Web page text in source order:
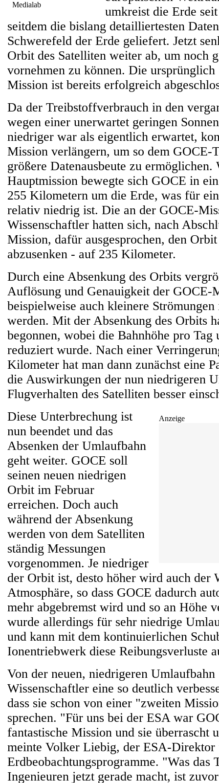
Medialab
umkreist die Erde
seitdem die bislang detailliertesten
Schwerefeld der Erde geliefert. Jetzt
Orbit des Satelliten weiter ab, um noch
vornehmen zu können. Die
Mission ist bereits erfolgreich
Da der Treibstoffverbrauch in den
wegen einer unerwartet geringen
niedriger war als eigentlich erwartet,
Mission verlängern, um so dem GOCE-
größere Datenausbeute zu ermöglichen.
Hauptmission bewegte sich GOCE in
255 Kilometern um die Erde, was für
relativ niedrig ist. Die an der GOCE-
Wissenschaftler hatten sich, nach
Mission, dafür ausgesprochen, den
abzusenken - auf 235 Kilometer.
Durch eine Absenkung des Orbits
Auflösung und Genauigkeit der GOCE-
beispielweise auch kleinere
werden. Mit der Absenkung des Orbits
begonnen, wobei die Bahnhöhe pro
reduziert wurde. Nach einer
Kilometer hat man dann zunächst eine
die Auswirkungen der nun niedrigeren
Flugverhalten des Satelliten besser
Anzeige
Diese Unterbrechung ist
nun beendet und das
Absenken der Umlaufbahn
geht weiter. GOCE soll
seinen neuen niedrigen
Orbit im Februar
erreichen. Doch auch
während der Absenkung
werden von dem Satelliten
ständig Messungen
vorgenommen. Je niedriger
der Orbit ist, desto höher wird auch der
Atmosphäre, so dass GOCE dadurch
mehr abgebremst wird und so an Höhe
wurde allerdings für sehr niedrige
und kann mit dem kontinuierlichen
Ionentriebwerk diese Reibungsverluste
Von der neuen, niedrigeren
Wissenschaftler eine so deutlich
dass sie schon von einer "zweiten
sprechen. "Für uns bei der ESA war
fantastische Mission und sie überrascht
meinte Volker Liebig, der ESA-Direktor
Erdbeobachtungsprogramme. "Was das
Ingenieuren jetzt gerade macht, ist